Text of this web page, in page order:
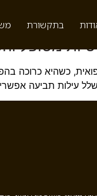
בתקשורת
מטופל
כשהיא כרוכה
עילות תביעה